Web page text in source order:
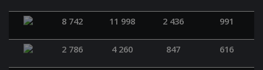
8 742 11 998 2 436 991
2 786 4 260 847 616